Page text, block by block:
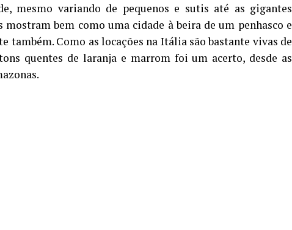
mesmo variando de pequenos e sutis até as gigantes
bem como uma cidade à beira de um penhasco e
também. Como as locações na Itália são bastante vivas de
quentes de laranja e marrom foi um acerto, desde as